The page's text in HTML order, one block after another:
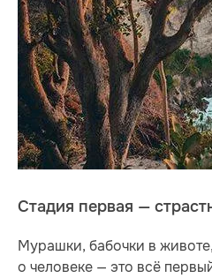
Стадия первая —
Мурашки, бабочки в
о человеке — это всё